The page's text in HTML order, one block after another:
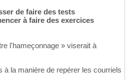
de faire des tests
à faire des exercices
l'hameçonnage » viserait à
à la manière de repérer les courriels